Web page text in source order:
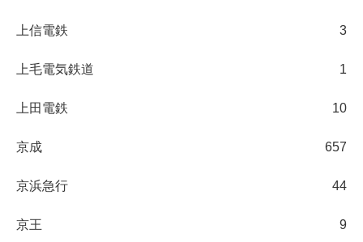
上信電鉄 3
上毛電気鉄道 1
上田電鉄 10
京成 657
京浜急行 44
京王 9